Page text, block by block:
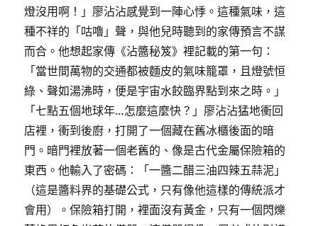
燈沒用啊！」廖沾沾感覺到一陣心悸。這種氣味，這
種不祥的「咕嚕」聲，與他兒時聽到的家傳預言不謀
而合。他想起家傳《沾醬秘笈》裡記載的第一句：
「當世間萬物的交通都被麵皮的氣味籠罩，且燈號恒
綠、聲如湯沸時，便是宇宙水餃臨界點到來之時。」
「七點五個地球年…怎麼這麼快？」廖沾沾猛地衝回
店裡，衝到後廚，打開了一個藏在舊冰櫃後面的暗
門。暗門裡放著一個老舊的、像是古代金屬保險箱的
東西。他輸入了密碼：「一醬二醋三油四辣五蒜泥」
（這是醬料界的基礎公式，只有像他這樣的傳統派才
會用）。保險箱打開，裡面沒有黃金，只有一個閃爍